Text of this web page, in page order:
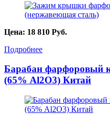
Цена: 18 810 Руб.
Подробнее
Барабан фарфоровый
(65% Al2O3) Китай